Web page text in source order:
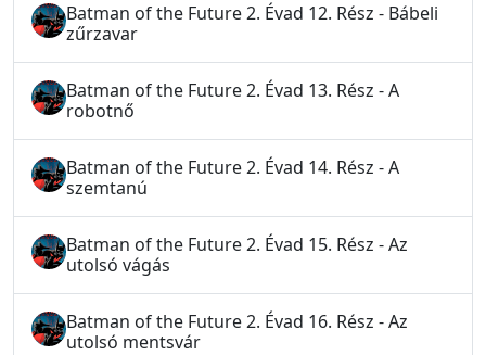
Batman of the Future 2. Évad 12. Rész - Bábeli
zűrzavar
Batman of the Future 2. Évad 13. Rész - A
robotnő
Batman of the Future 2. Évad 14. Rész - A
szemtanú
Batman of the Future 2. Évad 15. Rész - Az
utolsó vágás
Batman of the Future 2. Évad 16. Rész - Az
utolsó mentsvár